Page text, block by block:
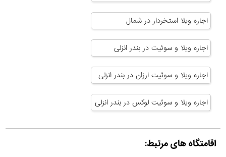
اجاره ویلا استخردار در شمال
اجاره ویلا و سوئیت در بندر انزلی
اجاره ویلا و سوئیت ارزان در بندر انزلی
اجاره ویلا و سوئیت لوکس در بندر انزلی
اقامتگاه های مرتبط: